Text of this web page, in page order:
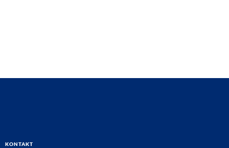
Kontakt